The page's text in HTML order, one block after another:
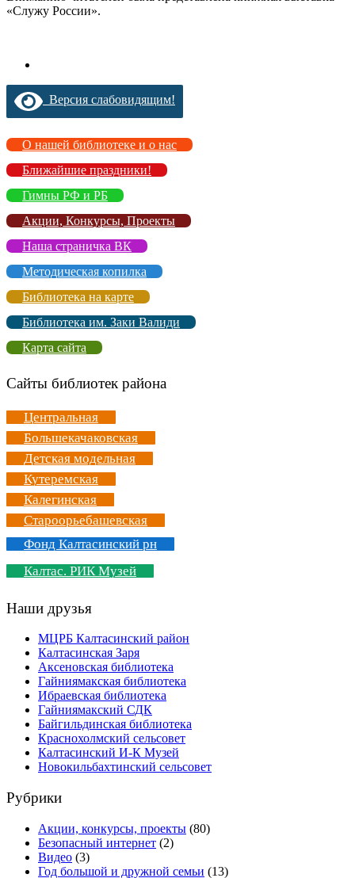
«Служу России».
Версия слабовидящим!
О нашей библиотеке и о нас
Ближайшие праздники!
Гимны РФ и РБ
Акции, Конкурсы, Проекты
Наша страничка ВК
Методическая копилка
Библиотека на карте
Библиотека им. Заки Валиди
Карта сайта
Сайты библиотек района
Центральная
Большекачаковская
Детская модельная
Кутеремская
Калегинская
Староорьебашевская
Фонд Калтасинский рн
Калтас. РИК Музей
Наши друзья
МЦРБ Калтасинский район
Калтасинская Заря
Аксеновская библиотека
Гайниямакская библиотека
Ибраевская библиотека
Гайниямакский СДК
Байгильдинская библиотека
Краснохолмский сельсовет
Калтасинский И-К Музей
Новокильбахтинский сельсовет
Рубрики
Акции, конкурсы, проекты (80)
Безопасный интернет (2)
Видео (3)
Год большой и дружной семьи (13)